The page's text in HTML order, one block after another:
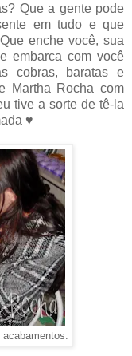
Que a gente pode
em tudo e que
enche você, sua
embarca com você
cobras, baratas e
Martha Rocha com
tive a sorte de tê-la
♥